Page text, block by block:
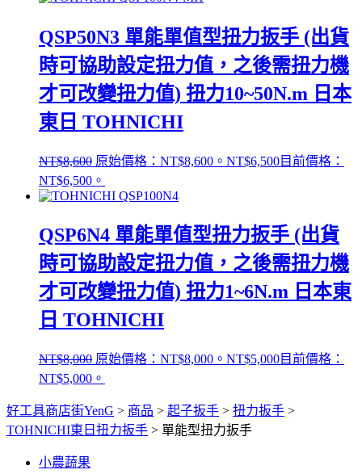
QSP50N3 單能單值型扭力扳手 (出貨
時可協助設定扭力值，之後需扭力機
才可改變扭力值) 扭力10~50N.m 日本
東日 TOHNICHI
NT$8,600 原始價格：NT$8,600。 NT$6,500目前價格：
NT$6,500。
QSP6N4 單能單值型扭力扳手 (出貨
時可協助設定扭力值，之後需扭力機
才可改變扭力值) 扭力1~6N.m 日本東
日 TOHNICHI
NT$8,000 原始價格：NT$8,000。 NT$5,000目前價格：
NT$5,000。
好工具商店街YenG > 商品 > 起子扳手 > 扭力扳手 >
TOHNICHI東日扭力扳手 > 單能型扭力扳手
小農蔬果